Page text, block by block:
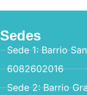
Sedes
Sede 1: Barrio
6082602016
Sede 2: Barrio